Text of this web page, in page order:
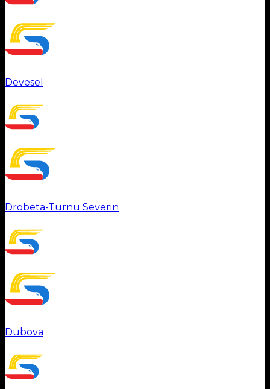
Devesel
Drobeta-Turnu Severin
Dubova